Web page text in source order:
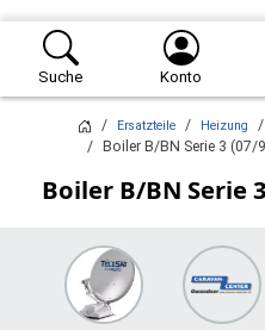
Suche Konto
Ersatzteile Heizung
Boiler B/BN Serie 3 (07/
Boiler B/BN Serie